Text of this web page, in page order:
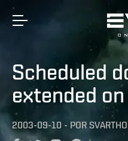
Scheduled
extended
2003-09-10 - POR